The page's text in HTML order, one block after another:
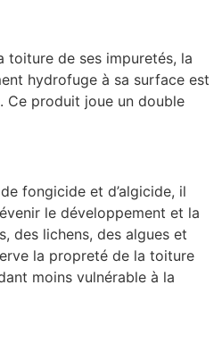
toiture de ses impuretés, la
hydrofuge à sa surface est
Ce produit joue un double
fongicide et d’algicide, il
le développement et la
des lichens, des algues et
la propreté de la toiture
moins vulnérable à la